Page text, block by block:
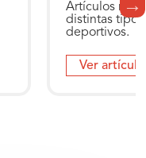
Artículos
distintas
deportivos.
Ver